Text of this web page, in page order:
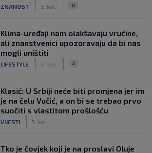
ZNANOST 3. kol. 0
Klima-uređaji nam olakšavaju vrućine,
ali znanstvenici upozoravaju da bi nas
mogli uništiti
LIFESTYLE 4. kol. 2
Klasić: U Srbiji neće biti promjena jer im
je na čelu Vučić, a on bi se trebao prvo
suočiti s vlastitom prošlošću
VIJESTI 5. kol.
Tko je čovjek koji je na proslavi Oluje